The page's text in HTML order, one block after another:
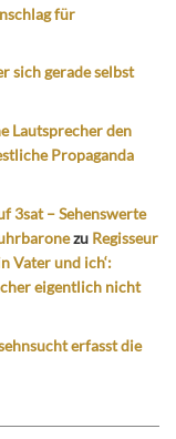
für
sich gerade selbst
Lautsprecher den
Propaganda
3sat – Sehenswerte
zu Regisseur
Vater und ich‘:
eigentlich nicht
erfasst die